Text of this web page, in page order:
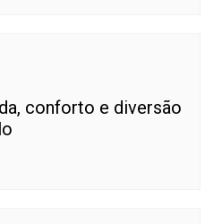
conforto e diversão